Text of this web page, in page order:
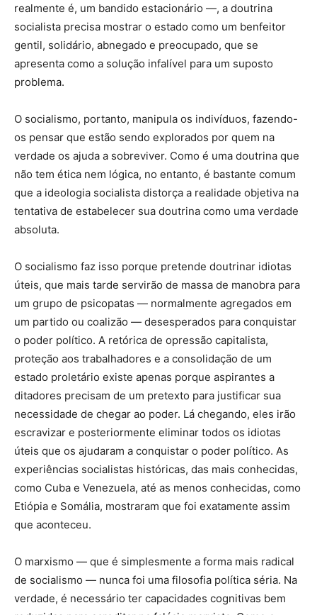
realmente é, um bandido estacionário —, a doutrina
socialista precisa mostrar o estado como um benfeitor
gentil, solidário, abnegado e preocupado, que se
apresenta como a solução infalível para um suposto
problema.
O socialismo, portanto, manipula os indivíduos, fazendo-
os pensar que estão sendo explorados por quem na
verdade os ajuda a sobreviver. Como é uma doutrina que
não tem ética nem lógica, no entanto, é bastante comum
que a ideologia socialista distorça a realidade objetiva na
tentativa de estabelecer sua doutrina como uma verdade
absoluta.
O socialismo faz isso porque pretende doutrinar idiotas
úteis, que mais tarde servirão de massa de manobra para
um grupo de psicopatas — normalmente agregados em
um partido ou coalizão — desesperados para conquistar
o poder político. A retórica de opressão capitalista,
proteção aos trabalhadores e a consolidação de um
estado proletário existe apenas porque aspirantes a
ditadores precisam de um pretexto para justificar sua
necessidade de chegar ao poder. Lá chegando, eles irão
escravizar e posteriormente eliminar todos os idiotas
úteis que os ajudaram a conquistar o poder político. As
experiências socialistas históricas, das mais conhecidas,
como Cuba e Venezuela, até as menos conhecidas, como
Etiópia e Somália, mostraram que foi exatamente assim
que aconteceu.
O marxismo — que é simplesmente a forma mais radical
de socialismo — nunca foi uma filosofia política séria. Na
verdade, é necessário ter capacidades cognitivas bem